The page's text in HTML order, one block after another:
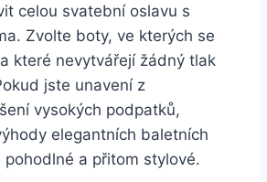
celou svatební⁣ oslavu s
Zvolte boty, ve kterých‌ se
které nevytvářejí​ žádný tlak
jste unavení ⁢z
vysokých ⁢podpatků,
​elegantních ⁣baletních
a přitom stylové.